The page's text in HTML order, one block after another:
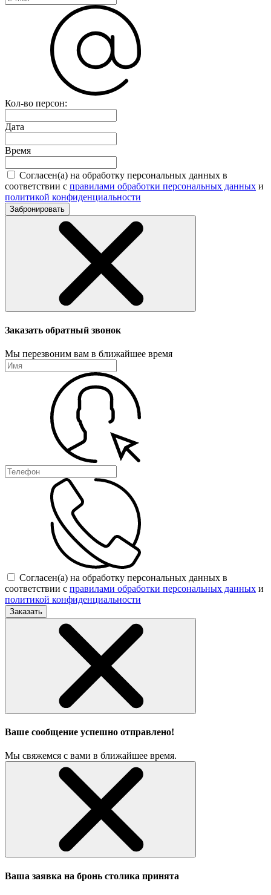
Кол-во персон:
Дата
Время
Согласен(а) на обработку персональных данных в
соответствии с правилами обработки персональных данных и
политикой конфиденциальности
Забронировать
Заказать обратный звонок
Мы перезвоним вам в ближайшее время
Согласен(а) на обработку персональных данных в
соответствии с правилами обработки персональных данных и
политикой конфиденциальности
Заказать
Ваше сообщение успешно отправлено!
Мы свяжемся с вами в ближайшее время.
Ваша заявка на бронь столика принята